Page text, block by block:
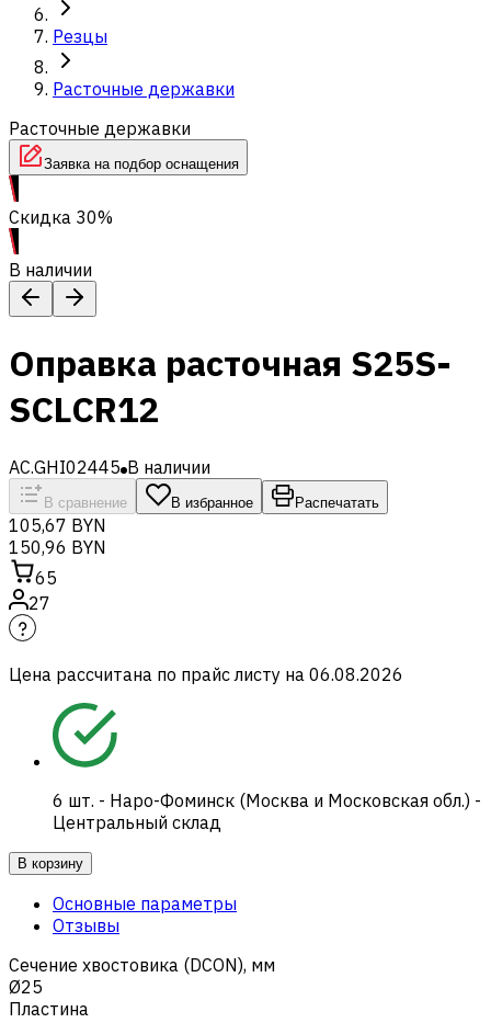
Резцы
Расточные державки
Расточные державки
Заявка на подбор оснащения
Скидка 30%
В наличии
Оправка расточная S25S-
SCLCR12
AC.GHI02445 В наличии
В сравнение В избранное Распечатать
105,67 BYN
150,96 BYN
65
27
Цена рассчитана по прайс листу на 06.08.2026
6 шт. - Наро-Фоминск (Москва и Московская обл.) -
Центральный склад
В корзину
Основные параметры
Отзывы
Сечение хвостовика (DCON), мм
Ø25
Пластина